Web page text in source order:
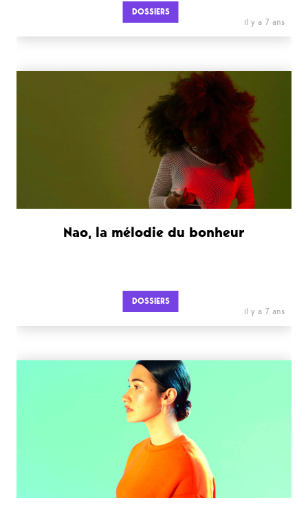
DOSSIERS
il y a 7 ans
Nao, la mélodie du bonheur
DOSSIERS
il y a 7 ans